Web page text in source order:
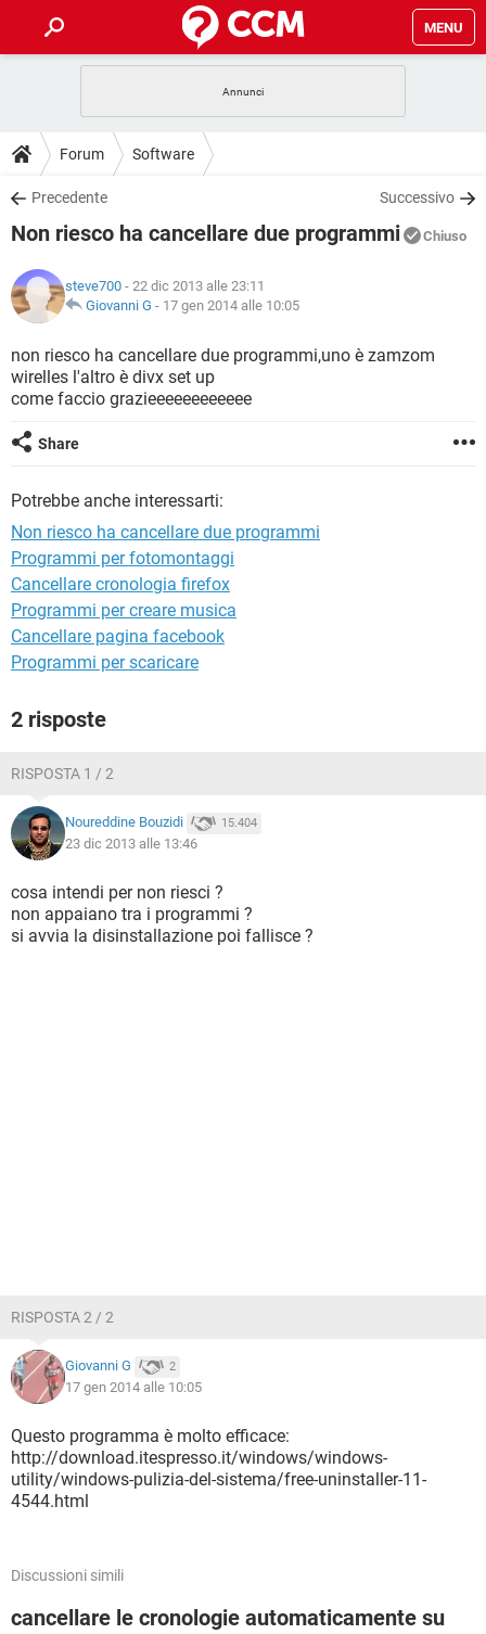
MENU
INTRATTENIMENTO
iOS
INSTAGRAM WHATSAPP
TIKTOK
HARDWARE
GUIDE
COVID-19
INSTAGRAM WHATSAPP
TIKTOK
HARDWARE
DOWNLOAD
COVID-19 GAMING
INTRATTENIMENTO
iOS WINDOWS 10
INSTAGRAM WHATSAPP
TIKTOK
COVID-19 GAMING
INTRATTENIMENTO
iOS WINDOWS 10
INSTAGRAM
TIKTOK
GLOSSARIO
COVID-19
INTRATTENIMENTO
INSTAGRAM
TIKTOK
HARDWARE
Forum Software
Precedente Successivo
Non riesco ha cancellare due programmi Chiuso
steve700 - 22 dic 2013 alle 23:11
Giovanni G - 17 gen 2014 alle 10:05
non riesco ha cancellare due programmi,uno è zamzom
wirelles l'altro è divx set up
come faccio grazieeeeeeeeeeee
Share
Potrebbe anche interessarti:
Non riesco ha cancellare due programmi
Programmi per fotomontaggi
Cancellare cronologia firefox
Programmi per creare musica
Cancellare pagina facebook
Programmi per scaricare
2 risposte
RISPOSTA 1 / 2
Noureddine Bouzidi 15.404
23 dic 2013 alle 13:46
cosa intendi per non riesci ?
non appaiano tra i programmi ?
si avvia la disinstallazione poi fallisce ?
RISPOSTA 2 / 2
Giovanni G 2
17 gen 2014 alle 10:05
Questo programma è molto efficace:
http://download.itespresso.it/windows/windows-
utility/windows-pulizia-del-sistema/free-uninstaller-11-
4544.html
Discussioni simili
cancellare le cronologie automaticamente su